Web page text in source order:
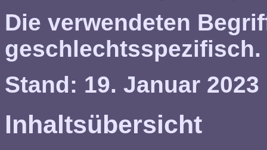
Die verwendeten
geschlechtsspezifisch.
Stand: 19. Januar 2023
Inhaltsübersicht